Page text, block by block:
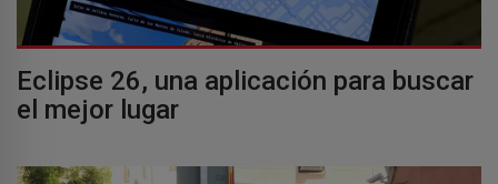
Eclipse 26, una aplicación para buscar
el mejor lugar